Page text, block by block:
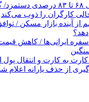
عقب‌ماندگی ۶۸ تا ۸۳ درصدی
کارگران را ذوب می‌کند
از آینده بازار مسکن /
سفره ایرانی‌ها / کاهش
به کارت و انتقال پول
از حذف یارانه اعلام